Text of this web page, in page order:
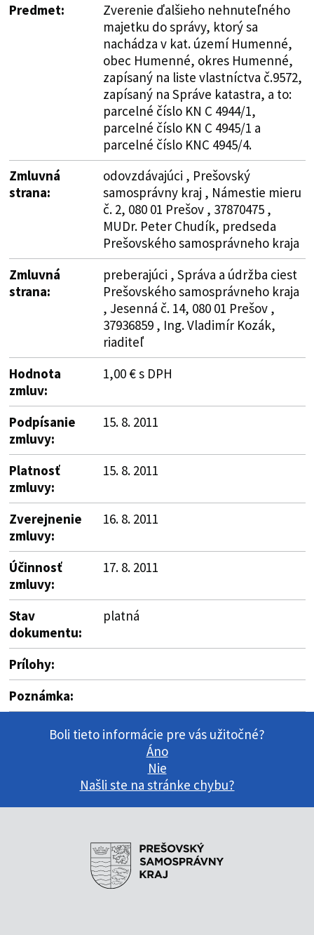
Predmet:
Zverenie ďalšieho nehnuteľného
majetku do správy, ktorý sa
nachádza v kat. území Humenné,
obec Humenné, okres Humenné,
zapísaný na liste vlastníctva č.9572,
zapísaný na Správe katastra, a to:
parcelné číslo KN C 4944/1,
parcelné číslo KN C 4945/1 a
parcelné číslo KNC 4945/4.
Zmluvná
strana:
odovzdávajúci , Prešovský
samosprávny kraj , Námestie mieru
č. 2, 080 01 Prešov , 37870475 ,
MUDr. Peter Chudík, predseda
Prešovského samosprávneho kraja
Zmluvná
strana:
preberajúci , Správa a údržba ciest
Prešovského samosprávneho kraja
, Jesenná č. 14, 080 01 Prešov ,
37936859 , Ing. Vladimír Kozák,
riaditeľ
Hodnota
zmluv:
1,00 € s DPH
Podpísanie
zmluvy:
15. 8. 2011
Platnosť
zmluvy:
15. 8. 2011
Zverejnenie
zmluvy:
16. 8. 2011
Účinnosť
zmluvy:
17. 8. 2011
Stav
dokumentu:
platná
Prílohy:
Poznámka:
Boli tieto informácie pre vás užitočné?
Áno
Nie
Našli ste na stránke chybu?